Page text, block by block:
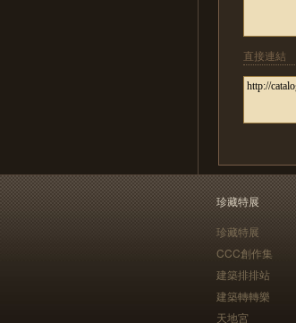
直接連結
珍藏特展
珍藏特展
CCC創作集
建築排排站
建築轉轉樂
天地宮